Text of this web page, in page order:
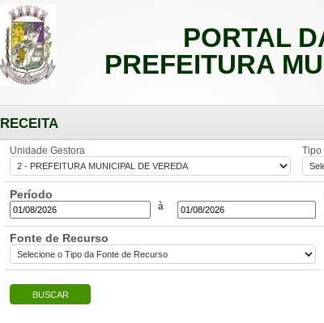
PORTAL
PREFEITURA
RECEITA
Unidade Gestora Tipo
Período
à
Fonte de Recurso